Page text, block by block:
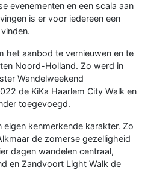
evenementen en een scala aan
is er voor iedereen een
het aanbod te vernieuwen en te
Noord-Holland. Zo werd in
Wandelweekend
de KiKa Haarlem City Walk en
toegevoegd.
kenmerkende karakter. Zo
de zomerse gezelligheid
dagen wandelen centraal,
en Zandvoort Light Walk de